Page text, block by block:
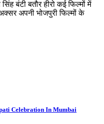
बंटी बतौर हीरो कई फिल्मों में
अपनी भोजपुरी फिल्मों के
Celebration In Mumbai